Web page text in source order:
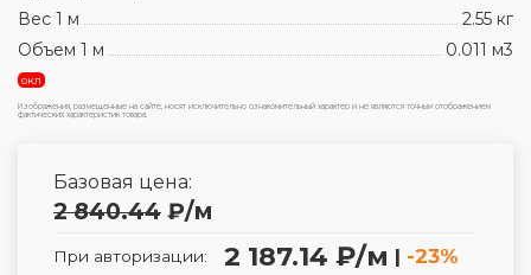
Вес 1 м
2.55 кг
Объем 1 м
0.011 м3
окл
Изображения, размещенные на сайте, носят исключительно ознакомительный характер и не являются точным отображением
фактических характеристик товара.
Базовая цена:
2 840.44 ₽/м
При авторизации: 2 187.14 ₽/м | -23%